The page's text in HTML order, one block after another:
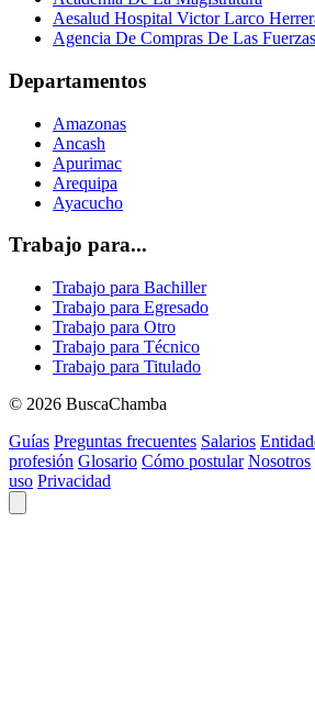
Aesalud Hospital Victor Larco
Agencia De Compras De Las
Departamentos
Amazonas
Ancash
Apurimac
Arequipa
Ayacucho
Trabajo para...
Trabajo para Bachiller
Trabajo para Egresado
Trabajo para Otro
Trabajo para Técnico
Trabajo para Titulado
© 2026 BuscaChamba
Guías Preguntas frecuentes Salarios
profesión Glosario Cómo postular Nosotros
uso Privacidad